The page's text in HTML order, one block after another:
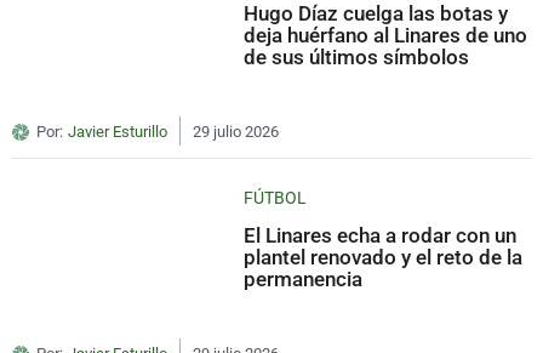
Hugo Díaz cuelga las botas y
deja huérfano al Linares de uno
de sus últimos símbolos
Por: Javier Esturillo 29 julio 2026
FÚTBOL
El Linares echa a rodar con un
plantel renovado y el reto de la
permanencia